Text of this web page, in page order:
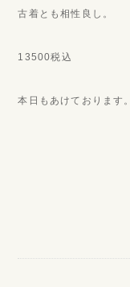
古着とも相性良し。
13500税込
本日もあけております。